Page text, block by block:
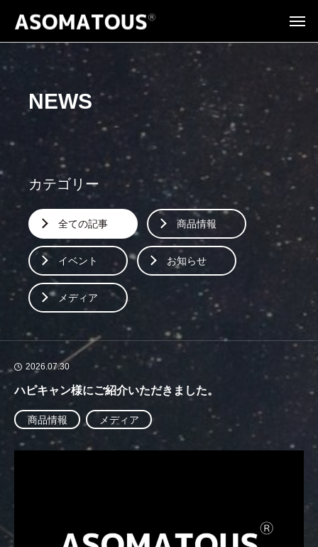
NEWS
カテゴリー
全ての記事 商品情報
イベント お知らせ
メディア
2026.07.30
ハピキャン様にご紹介いただきました。
商品情報 メディア